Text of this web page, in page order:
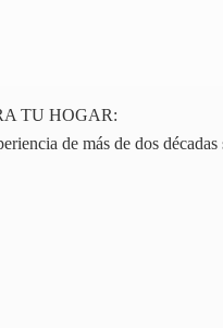
TU HOGAR:
de más de dos